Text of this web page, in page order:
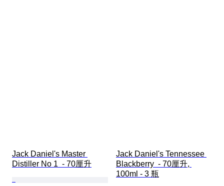
Jack Daniel's Master
Distiller No 1  - 70厘升
Jack Daniel's Tennessee
Blackberry  - 70厘升,
100ml - 3 瓶